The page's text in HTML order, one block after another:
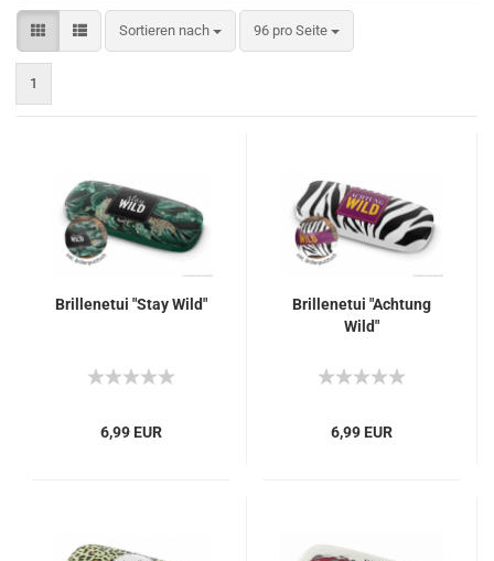
Sortieren nach
Sortieren nach 96 pro Seite
pro Seite
1
Brillenetui "Stay Wild"
6,99 EUR
Brillenetui "Achtung
Wild"
6,99 EUR